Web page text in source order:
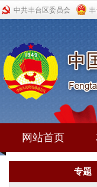
中共丰台区委员会
网站首页
专题